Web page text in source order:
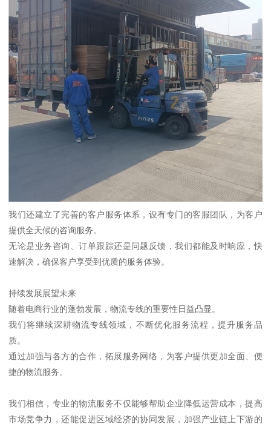
我们还建立了完善的客户服务体系，设有专门的客服团队，为客户
提供全天候的咨询服务。
无论是业务咨询、订单跟踪还是问题反馈，我们都能及时响应，快
速解决，确保客户享受到优质的服务体验。
持续发展展望未来
随着电商行业的蓬勃发展，物流专线的重要性日益凸显。
我们将继续深耕物流专线领域，不断优化服务流程，提升服务品
质。
通过加强与各方的合作，拓展服务网络，为客户提供更加全面、便
捷的物流服务。
我们相信，专业的物流服务不仅能够帮助企业降低运营成本，提高
市场竞争力，还能促进区域经济的协同发展，加强产业链上下游的